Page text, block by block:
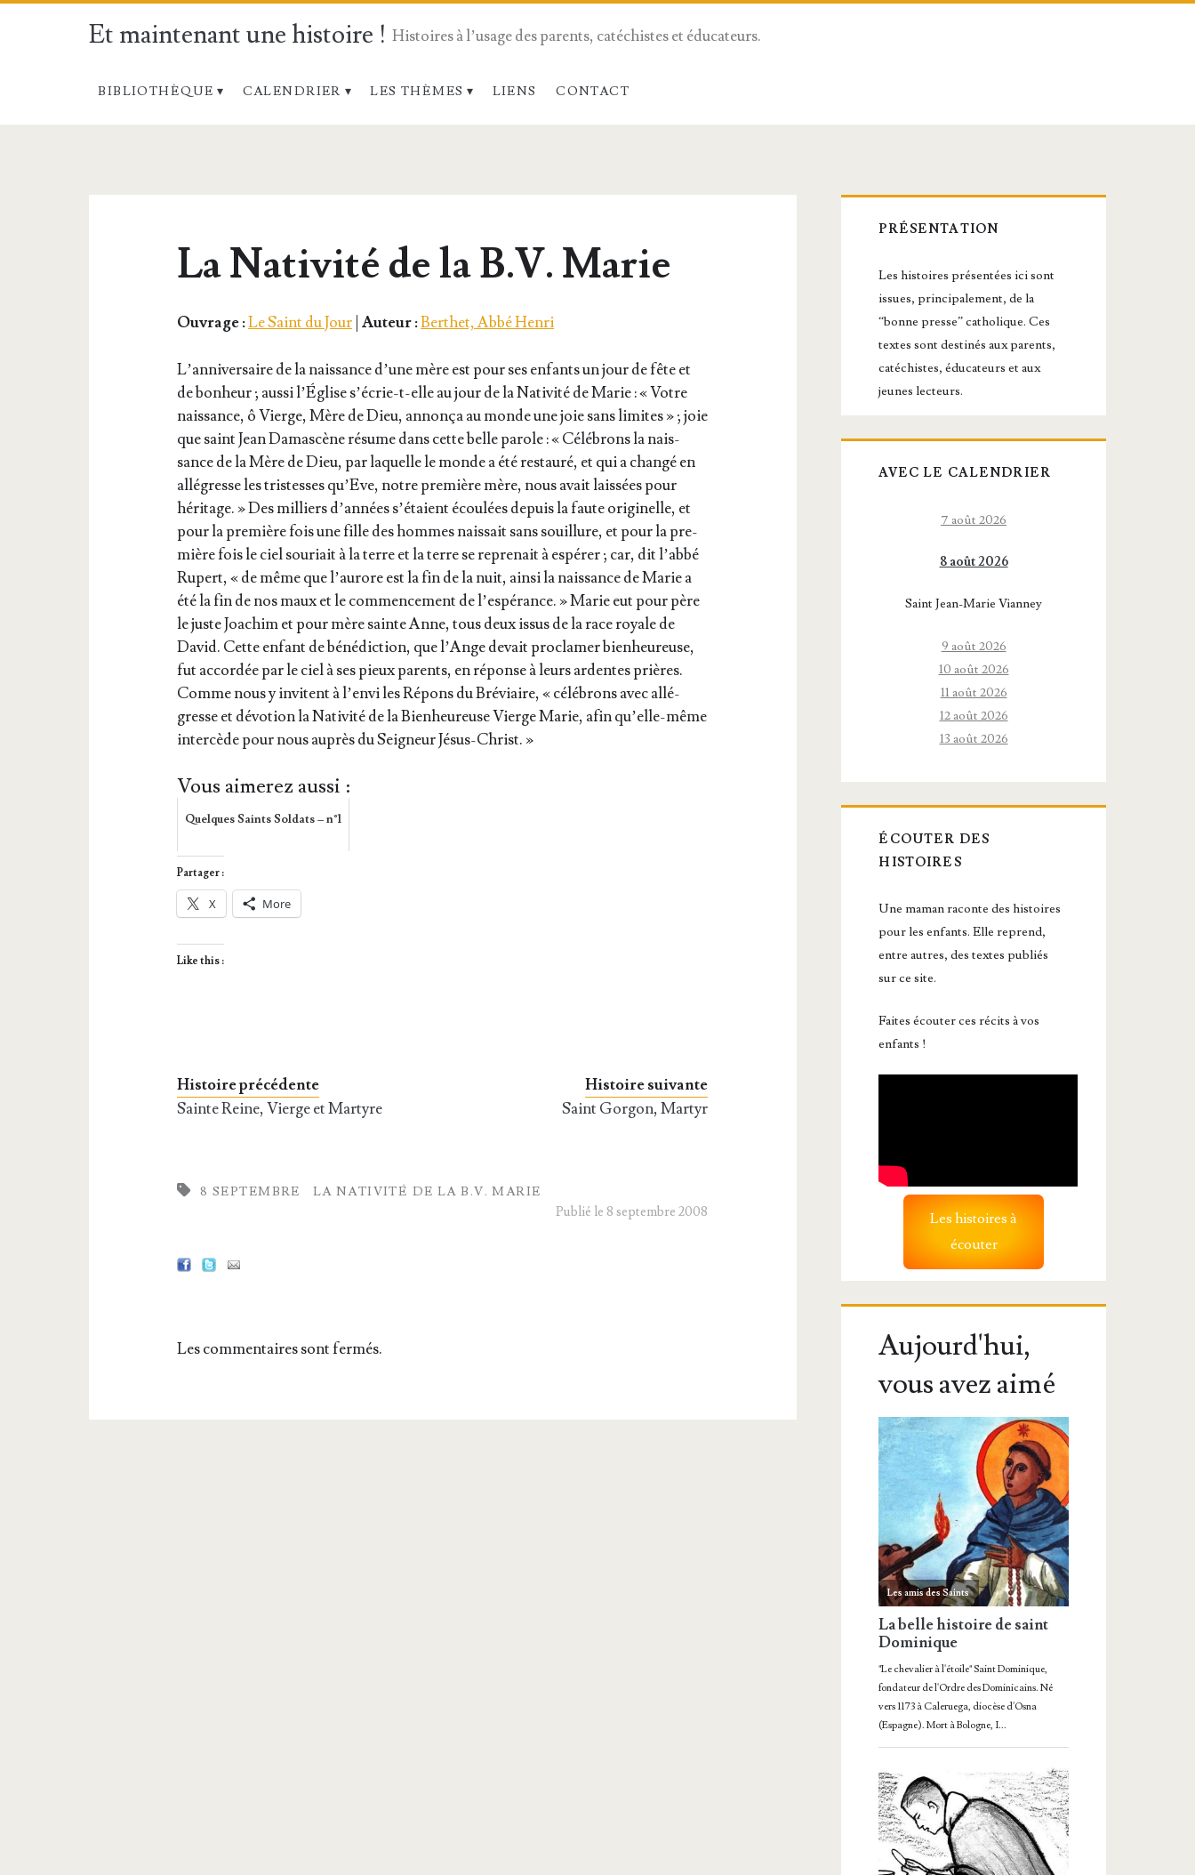
Et maintenant une histoire ! Histoires à l’usage des parents, catéchistes et éducateurs.
BIBLIOTHÈQUE CALENDRIER LES THÈMES LIENS CONTACT
La Nativité de la B.V. Marie
Ouvrage :Le Saint du Jour |Auteur :Berthet, Abbé Henri
L’an­ni­ver­saire de la nais­sance d’une mère est pour ses enfants un jour de fête et
de bon­heur ; aus­si l’É­glise s’é­crie-t-elle au jour de la Nati­vi­té de Marie : « Votre
nais­sance, ô Vierge, Mère de Dieu, annon­ça au monde une joie sans limites » ; joie
que saint Jean Damas­cène résume dans cette belle parole : « Célé­brons la nais­
sance de la Mère de Dieu, par laquelle le monde a été res­tau­ré, et qui a chan­gé en
allé­gresse les tris­tesses qu’Eve, notre pre­mière mère, nous avait lais­sées pour
héri­tage. » Des mil­liers d’an­nées s’é­taient écou­lées depuis la faute ori­gi­nelle, et
pour la pre­mière fois une fille des hommes nais­sait sans souillure, et pour la pre­
mière fois le ciel sou­riait à la terre et la terre se repre­nait à espé­rer ; car, dit l’ab­bé
Rupert, « de même que l’au­rore est la fin de la nuit, ain­si la nais­sance de Marie a
été la fin de nos maux et le com­men­ce­ment de l’es­pé­rance. » Marie eut pour père
le juste Joa­chim et pour mère sainte Anne, tous deux issus de la race royale de
David. Cette enfant de béné­dic­tion, que l’Ange devait pro­cla­mer bien­heu­reuse,
fut accor­dée par le ciel à ses pieux parents, en réponse à leurs ardentes prières.
Comme nous y invitent à l’en­vi les Répons du Bré­viaire, « célé­brons avec allé­
gresse et dévo­tion la Nati­vi­té de la Bien­heu­reuse Vierge Marie, afin qu’elle-même
inter­cède pour nous auprès du Sei­gneur Jésus-Christ. »
Vous aimerez aussi :
Quelques Saints Soldats – n°1
Partager :
X More
Like this :
Histoire précédente
Sainte Reine, Vierge et Martyre
Histoire suivante
Saint Gorgon, Martyr
8 SEPTEMBRE
LA NATIVITÉ DE LA B.V. MARIE
Publié le 8 septembre 2008
Les commentaires sont fermés.
Barre
latérale
principale
PRÉSENTATION
Les histoires présentées ici sont
issues, principalement, de la
“bonne presse” catholique. Ces
textes sont destinés aux parents,
catéchistes, éducateurs et aux
jeunes lecteurs.
AVEC LE CALENDRIER
7 août 2026
8 août 2026
Saint Jean-Marie Vianney
9 août 2026
10 août 2026
11 août 2026
12 août 2026
13 août 2026
ÉCOUTER DES
HISTOIRES
Une maman raconte des histoires
pour les enfants. Elle reprend,
entre autres, des textes publiés
sur ce site.
Faites écouter ces récits à vos
enfants !
Les histoires à
écouter
Aujourd'hui,
vous avez aimé